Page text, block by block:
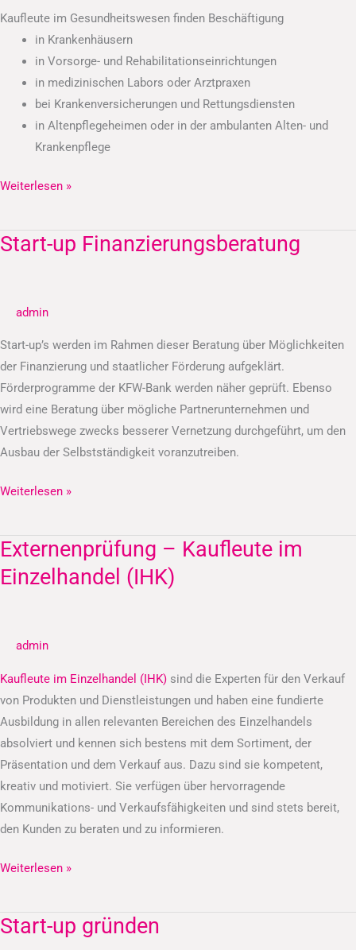
Kaufleute im Gesundheitswesen finden Beschäftigung
in Krankenhäusern
in Vorsorge- und Rehabilitationseinrichtungen
in medizinischen Labors oder Arztpraxen
bei Krankenversicherungen und Rettungsdiensten
in Altenpflegeheimen oder in der ambulanten Alten- und
Krankenpflege
Weiterlesen »
Start-up Finanzierungsberatung
admin
Start-up’s werden im Rahmen dieser Beratung über Möglichkeiten
der Finanzierung und staatlicher Förderung aufgeklärt.
Förderprogramme der KFW-Bank werden näher geprüft. Ebenso
wird eine Beratung über mögliche Partnerunternehmen und
Vertriebswege zwecks besserer Vernetzung durchgeführt, um den
Ausbau der Selbstständigkeit voranzutreiben.
Start-
Weiterlesen »
Externenprüfung – Kaufleute im
Einzelhandel (IHK)
admin
Kaufleute im Einzelhandel (IHK) sind die Experten für den Verkauf
von Produkten und Dienstleistungen und haben eine fundierte
Ausbildung in allen relevanten Bereichen des Einzelhandels
absolviert und kennen sich bestens mit dem Sortiment, der
Präsentation und dem Verkauf aus. Dazu sind sie kompetent,
kreativ und motiviert. Sie verfügen über hervorragende
Kommunikations- und Verkaufsfähigkeiten und sind stets bereit,
den Kunden zu beraten und zu informieren.
Externenprüfung
–
Kaufleute
(IHK)
Weiterlesen »
Start-up gründen
Start-